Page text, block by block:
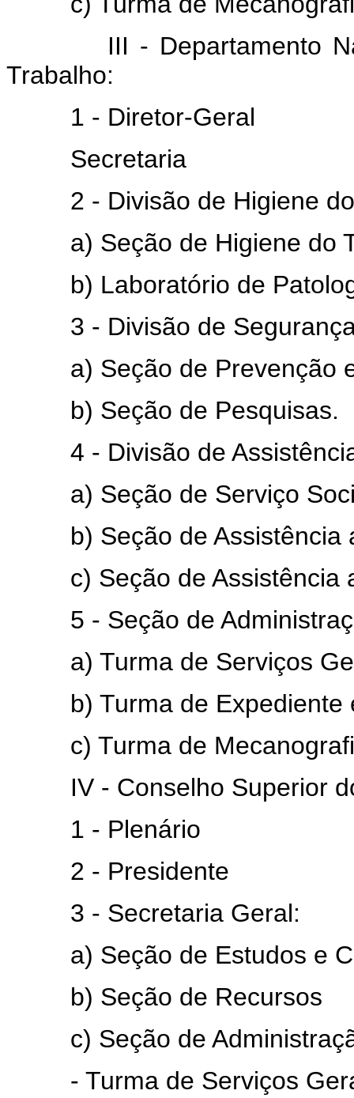
III - Departamento
Trabalho:
1 - Diretor-Geral
Secretaria
2 - Divisão de Higiene do
a) Seção de Higiene do
b) Laboratório de
3 - Divisão de Segurança
a) Seção de Prevenção e
b) Seção de Pesquisas.
4 - Divisão de Assistência
a) Seção de Serviço
b) Seção de Assistência
c) Seção de Assistência
5 - Seção de
a) Turma de Serviços
b) Turma de Expediente
c) Turma de
IV - Conselho Superior do
1 - Plenário
2 - Presidente
3 - Secretaria Geral:
a) Seção de Estudos e
b) Seção de Recursos
c) Seção de
- Turma de Serviços